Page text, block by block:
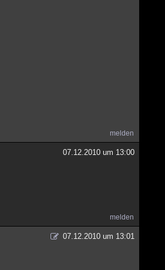
melden
07.12.2010 um 13:00
melden
07.12.2010 um 13:01